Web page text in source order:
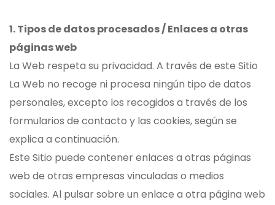
1. Tipos de datos procesados / Enlaces a otras
páginas web
La Web respeta su privacidad. A través de este Sitio
La Web no recoge ni procesa ningún tipo de datos
personales, excepto los recogidos a través de los
formularios de contacto y las cookies, según se
explica a continuación.
Este Sitio puede contener enlaces a otras páginas
web de otras empresas vinculadas o medios
sociales. Al pulsar sobre un enlace a otra página web